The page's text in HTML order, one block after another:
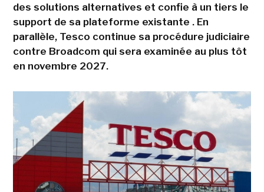
des solutions alternatives et confie à un tiers le
support de sa plateforme existante . En
parallèle, Tesco continue sa procédure judiciaire
contre Broadcom qui sera examinée au plus tôt
en novembre 2027.